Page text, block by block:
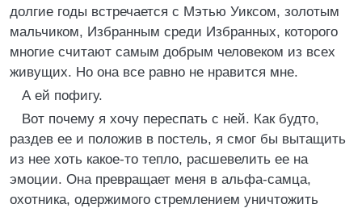
долгие годы встречается с Мэтью Уиксом, золотым
мальчиком, Избранным среди Избранных, которого
многие считают самым добрым человеком из всех
живущих. Но она все равно не нравится мне.
А ей пофигу.
Вот почему я хочу переспать с ней. Как будто,
раздев ее и положив в постель, я смог бы вытащить
из нее хоть какое-то тепло, расшевелить ее на
эмоции. Она превращает меня в альфа-самца,
охотника, одержимого стремлением уничтожить